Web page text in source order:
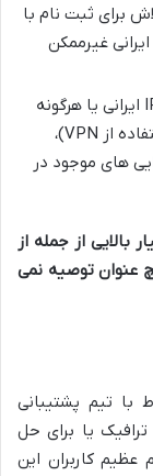
برای ثبت نام با
غیرممکن
در صورت شناسایی IP ایرانی یا هرگونه
شواهد مبنی بر اقامت در ایران (حتی با استفاده از VPN)،
های موجود در
بالایی از جمله از
عنوان توصیه نمی
با تیم پشتیبانی
یا برای حل
کاربران این